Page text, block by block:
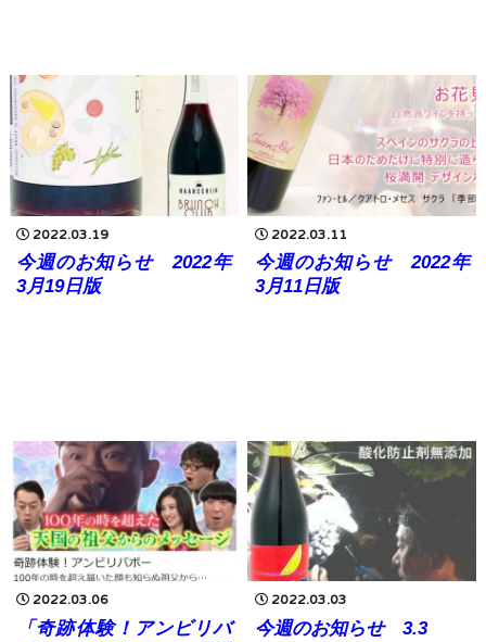
2022.03.19
今週のお知らせ 2022年
3月19日版
2022.03.11
今週のお知らせ 2022年
3月11日版
2022.03.06
「奇跡体験！アンビリバ
2022.03.03
今週のお知らせ 3.3